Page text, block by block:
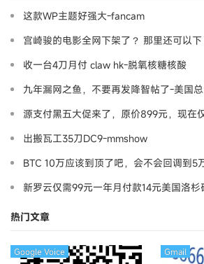
这款WP主题好强大-fancam
宫崎骏的电影全网下架了？ 那里还可以
收一台4刀月付 claw hk-脱氧核糖核酸
九年漏网之鱼，不要再发降智帖了-美国
源支付黑五大促来了，原价899元，现在
出搬瓦工35刀DC9-mmshow
BTC 10万应该到顶了吧，会不会回调到5
新罗云仅需99元一年月付款14元美国洛
热门文章
Google Voice Gmail